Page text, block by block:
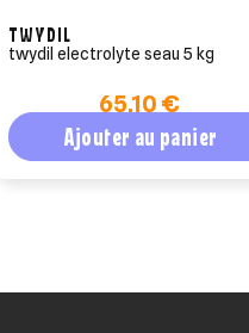
TWYDIL
twydil electrolyte seau 5 kg
65,10 €
Ajouter au panier